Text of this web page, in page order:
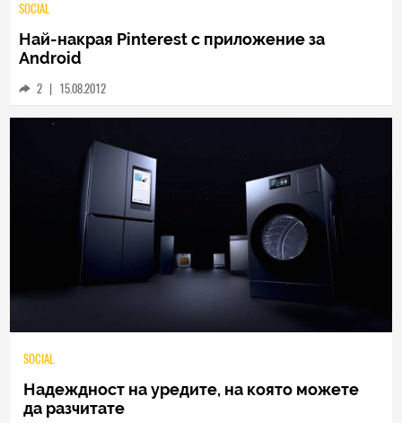
SOCIAL
Най-накрая Pinterest с приложение за
Android
2 | 15.08.2012
SOCIAL
Надеждност на уредите, на която можете
да разчитате